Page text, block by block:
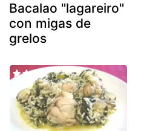
Bacalao "lagareiro"
con migas de
grelos